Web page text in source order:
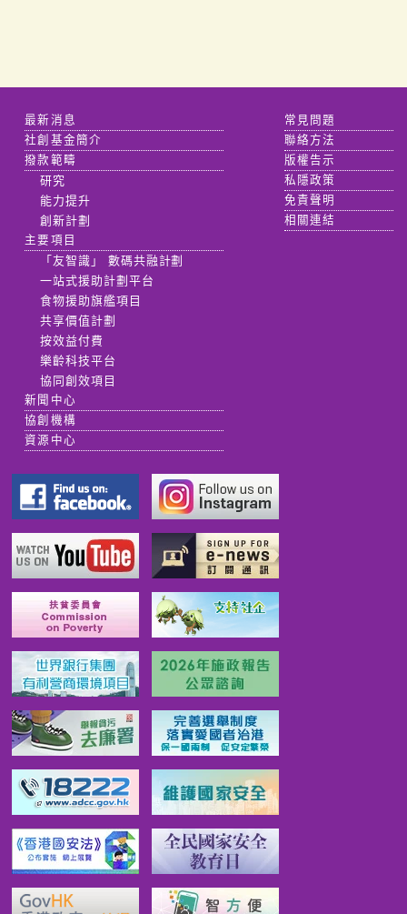
最新消息
社創基金簡介
撥款範疇
研究
能力提升
創新計劃
主要項目
「友智識」 數碼共融計劃
一站式援助計劃平台
食物援助旗艦項目
共享價值計劃
按效益付費
樂齡科技平台
協同創效項目
新聞中心
協創機構
資源中心
常見問題
聯絡方法
版權告示
私隱政策
免責聲明
相關連結